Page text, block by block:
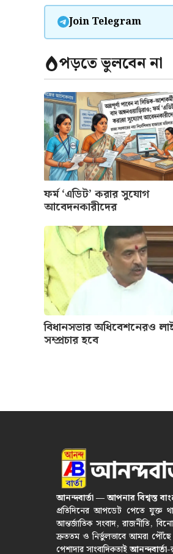
Join Telegram
পড়তে ভুলবেন না
ফর্ম ‘এডিট’ করার সুযোগ
আবেদনকারীদের
বিধানসভার অধিবেশনেরও
সম্প্রচার হবে
আনন্দবার্তা — আপনার বিশ্বস্ত
প্রতিদিনের আপডেট পেতে যুক্ত
আন্তর্জাতিক সংবাদ, রাজনীতি,
দ্রুততম ও নির্ভুলভাবে আমরা পৌঁছে
পেশাদার সাংবাদিকতাইআনন্দবার্তা-